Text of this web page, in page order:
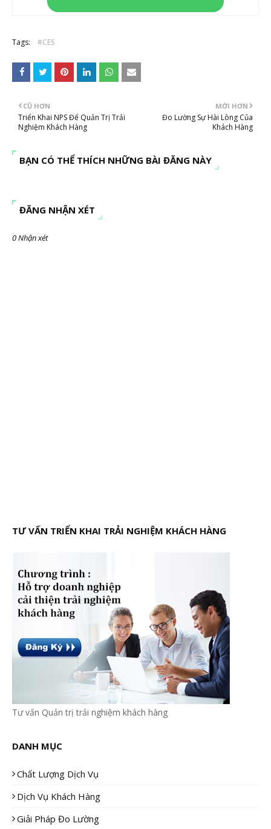
Tags: #CES
MỚI HƠN
Đo Lường Sự Hài Lòng Của
Khách Hàng
CŨ HƠN
Triển Khai NPS Để Quản Trị Trải
Nghiệm Khách Hàng
BẠN CÓ THỂ THÍCH NHỮNG BÀI ĐĂNG NÀY
ĐĂNG NHẬN XÉT
0 Nhận xét
TƯ VẤN TRIỂN KHAI TRẢI NGHIỆM KHÁCH HÀNG
Tư vấn Quản trị trải nghiệm khách hàng
DANH MỤC
Chất Lượng Dịch Vụ
Dịch Vụ Khách Hàng
Giải Pháp Đo Lường